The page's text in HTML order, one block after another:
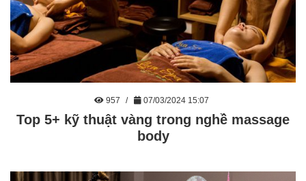
957 07/03/2024 15:07
Top 5+ kỹ thuật vàng trong nghề massage
body